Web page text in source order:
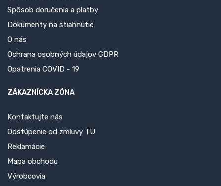
Spôsob doručenia a platby
Dokumenty na stiahnutie
O nás
Ochrana osobných údajov GDPR
Opatrenia COVID - 19
ZÁKAZNÍCKA ZÓNA
Kontaktujte nás
Odstúpenie od zmluvy TU
Reklamácie
Mapa obchodu
Výrobcovia